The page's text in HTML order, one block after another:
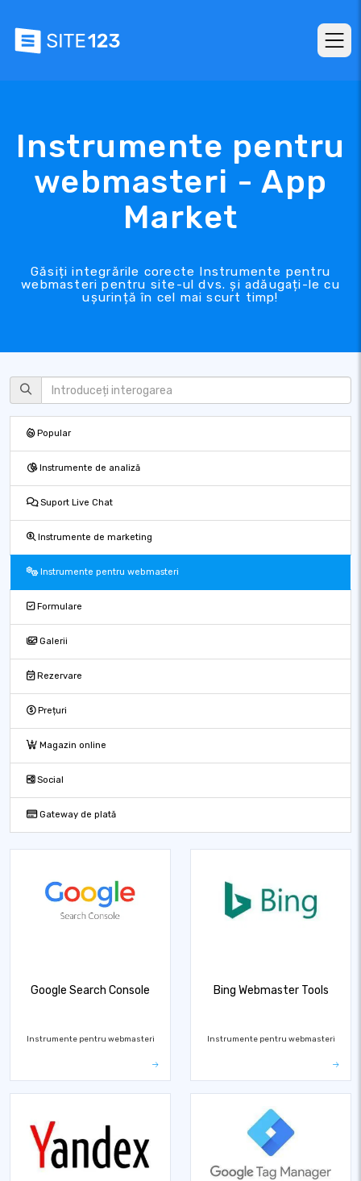
Instrumente pentru
webmasteri - App
Market
Găsiți integrările corecte Instrumente pentru
webmasteri pentru site-ul dvs. și adăugați-le cu
ușurință în cel mai scurt timp!
Popular
Instrumente de analiză
Suport Live Chat
Instrumente de marketing
Instrumente pentru webmasteri
Formulare
Galerii
Rezervare
Prețuri
Magazin online
Social
Gateway de plată
Google Search Console
Instrumente pentru webmasteri
Bing Webmaster Tools
Instrumente pentru webmasteri